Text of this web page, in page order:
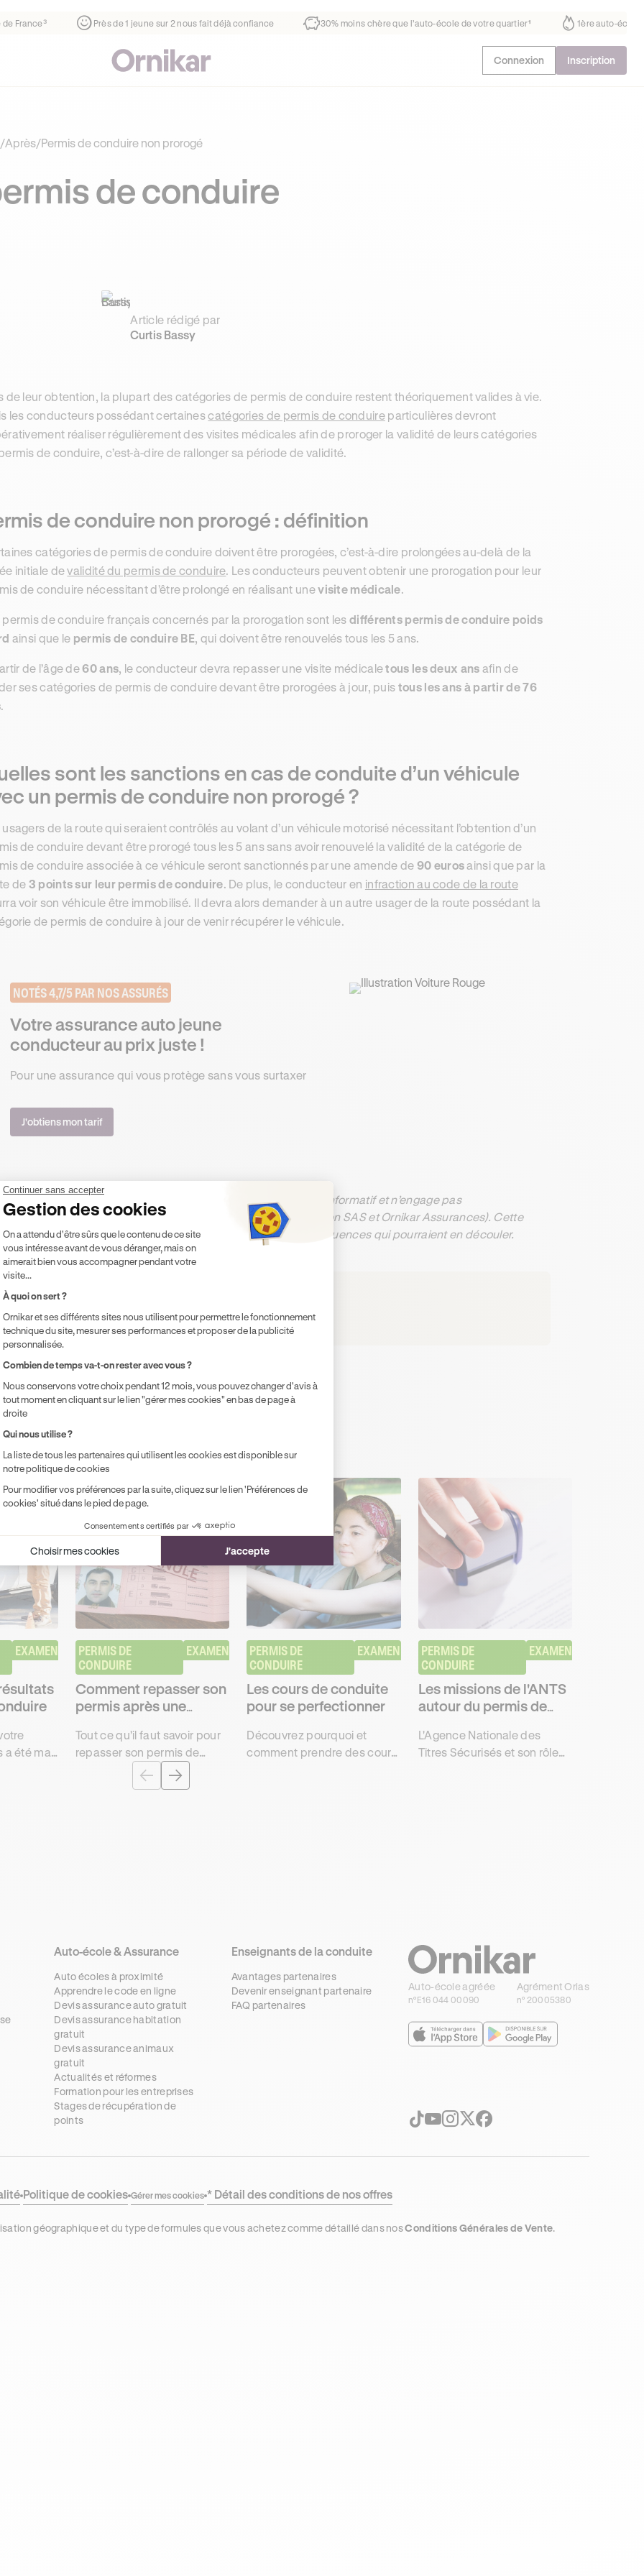
¹ 1ère auto-école de France³ Près de 1 jeune sur 2 nous fait déjà confiance 30% moins chère que l’auto-école de votre
Connexion Inscription
/Après/Permis de conduire non prorogé
de conduire
Article rédigé par
Curtis Bassy
de leur obtention, la plupart des catégories de permis de conduire restent théoriquement valides à vie.
les conducteurs possédant certainescatégories de permis de conduireparticulières devront
réaliser régulièrement des visites médicales afin de proroger la validité de leurs catégories
de conduire, c’est-à-dire de rallonger sa période de validité.
de conduire non prorogé : définition
catégories de permis de conduire doivent être prorogées, c’est-à-dire prolongées au-delà de la
initiale devalidité du permis de conduire. Les conducteurs peuvent obtenir une prorogation pour leur
de conduire nécessitant d’être prolongé en réalisant unevisite médicale.
permis de conduire français concernés par la prorogation sont les différents permis de conduire poids
ainsi que le permis de conduire BE, qui doivent être renouvelés tous les 5 ans.
de l’âge de60 ans, le conducteur devra repasser une visite médicaletous les deux ans afin de
ses catégories de permis de conduire devant être prorogées à jour, puis tous les ans à partir de 76
.
sont les sanctions en cas de conduite d’un véhicule
un permis de conduire non prorogé ?
usagers de la route qui seraient contrôlés au volant d’un véhicule motorisé nécessitant l’obtention d’un
de conduire devant être prorogé tous les 5 ans sans avoir renouvelé la validité de la catégorie de
de conduire associée à ce véhicule seront sanctionnés par une amende de 90 eurosainsi que par la
de 3 points sur leur permis de conduire. De plus, le conducteur en infraction au code de la route
voir son véhicule être immobilisé. Il devra alors demander à un autre usager de la route possédant la
de permis de conduire à jour de venir récupérer le véhicule.
NOTÉS 4,7/5 PAR NOS ASSURÉS
Votre assurance auto jeune
conducteur au prix juste !
Pour une assurance qui vous protège sans vous surtaxer
J'obtiens mon tarif
Le contenu dans cet article présente uniquement un caractère informatif et n’engage pas
contractuellement Ornikar (à savoir les entités Marianne Formation SAS et Ornikar Assurances). Cette
dernière décline toute responsabilité sur les décisions et conséquences qui pourraient en découler.
Résumer cet article avec :
ChatGPT Gemini Claude Perplexity
dans votre parcours
EXAMEN
a été mal
PERMIS DE
CONDUIRE
EXAMEN
Comment repasser son
permis après une
Tout ce qu'il faut savoir pour
repasser son permis de
conduire après une
annulation : procédure,
PERMIS DE
CONDUIRE
EXAMEN
Les cours de conduite
pour se perfectionner
Découvrez pourquoi et
comment prendre des cours
PERMIS DE
CONDUIRE
EXAMEN
Les missions de l'ANTS
autour du permis de
L'Agence Nationale des
Titres Sécurisés et son rôle
Auto-école & Assurance
Auto écoles à proximité
Apprendre le code en ligne
Devis assurance auto gratuit
Devis assurance habitation
gratuit
Devis assurance animaux
gratuit
Actualités et réformes
Formation pour les entreprises
Stages de récupération de
points
Enseignants de la conduite
Avantages partenaires
Devenir enseignant partenaire
FAQ partenaires
Auto-école agréée
n°E16 044 00090
Agrément Orias
n° 20005380
Politique de cookies Gérer mes cookies * Détail des conditions de nos offres
géographique et du type de formules que vous achetez comme détaillé dans nosConditions Générales de Vente.
Continuer sans accepter
Gestion des cookies
Plateforme de Gestion du Consentement : Personnalisez vos Options
On a attendu d'être sûrs que le contenu de ce site
vous intéresse avant de vous déranger, mais on
aimerait bien vous accompagner pendant votre
visite...
À quoi on sert ?
Ornikar et ses différents sites nous utilisent pour permettre le fonctionnement
technique du site, mesurer ses performances et proposer de la publicité
personnalisée.
Combien de temps va-t-on rester avec vous ?
Nous conservons votre choix pendant 12 mois, vous pouvez changer d'avis à
tout moment en cliquant sur le lien "gérer mes cookies" en bas de page à
droite
Qui nous utilise ?
La liste de tous les partenaires qui utilisent les cookies est disponible sur
notre politique de cookies
Pour modifier vos préférences par la suite, cliquez sur le lien 'Préférences de
cookies' situé dans le pied de page.
Consentements certifiés par
Choisir mes cookies J'accepte
Axeptio consent